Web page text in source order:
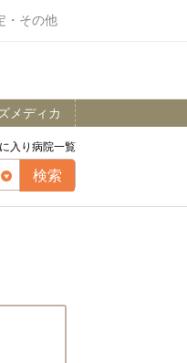
・その他
メディカ
入り病院一覧